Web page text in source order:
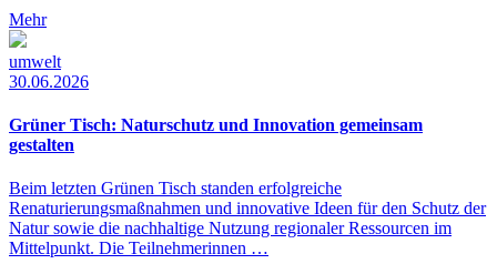
Mehr
umwelt
30.06.2026
Grüner Tisch: Naturschutz und Innovation gemeinsam
gestalten
Beim letzten Grünen Tisch standen erfolgreiche
Renaturierungsmaßnahmen und innovative Ideen für den Schutz der
Natur sowie die nachhaltige Nutzung regionaler Ressourcen im
Mittelpunkt. Die Teilnehmerinnen …